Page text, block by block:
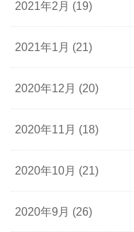
2021年2月 (19)
2021年1月 (21)
2020年12月 (20)
2020年11月 (18)
2020年10月 (21)
2020年9月 (26)